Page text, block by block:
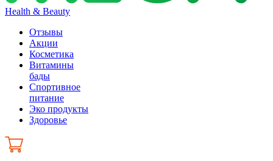
Health & Beauty
Отзывы
Акции
Косметика
Витамины
бады
Спортивное
питание
Эко продукты
Здоровье